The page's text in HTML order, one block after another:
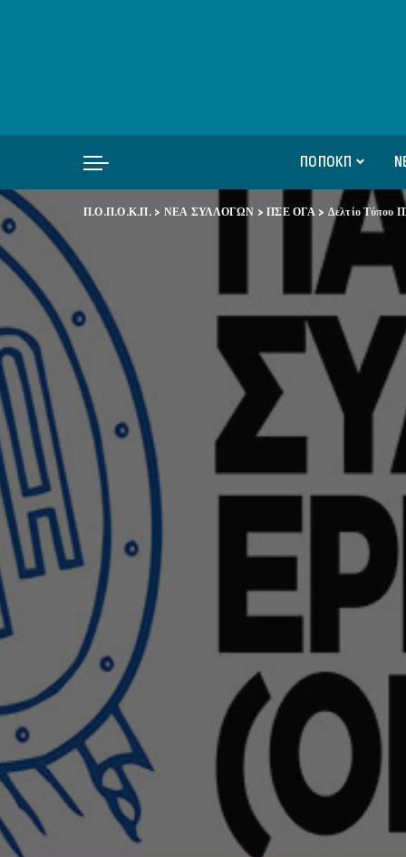
ΠΟΠΟΚΠ
Π.Ο.Π.Ο.Κ.Π.> ΝΕΑ ΣΥΛΛΟΓΩΝ >ΠΣΕ ΟΓΑ > Δελτίο Τύπου